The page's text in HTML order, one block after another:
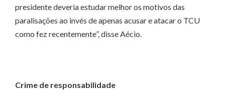
presidente deveria estudar melhor os motivos das
paralisações ao invés de apenas acusar e atacar o TCU
como fez recentemente”, disse Aécio.
Crime de responsabilidade